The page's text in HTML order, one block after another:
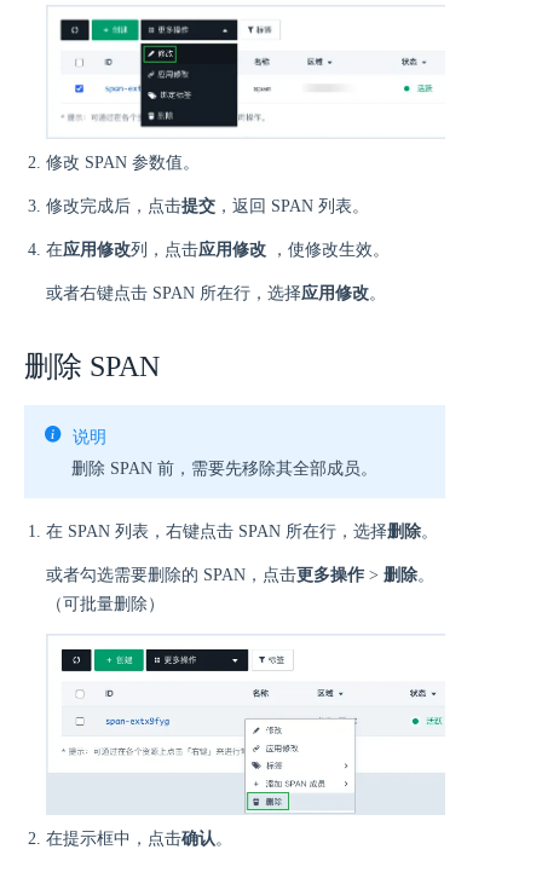
修改 SPAN 参数值。
修改完成后，点击提交 ，返回 SPAN 列表。
在应用修改列，点击应用修改 ，使修改生效。
或者右键点击 SPAN 所在行，选择应用修改。
删除 SPAN
说明
删除 SPAN 前，需要先移除其全部成员。
在 SPAN 列表，右键点击 SPAN 所在行，选择删除。
或者勾选需要删除的 SPAN，点击更多操作 > 删除。
（可批量删除）
在提示框中，点击确认 。